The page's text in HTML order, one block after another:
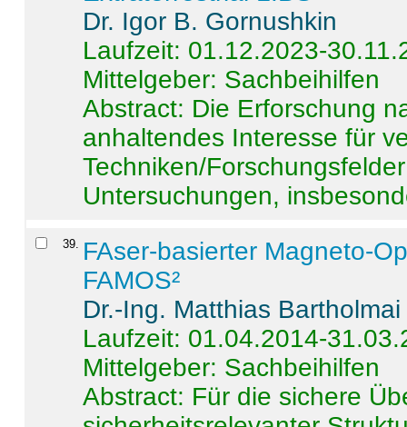
Dr. Igor B. Gornushkin
Laufzeit: 01.12.2023-
Mittelgeber: Sachbeihilfen
Abstract: Die Erforschung
anhaltendes Interesse für
Techniken/
Untersuchungen,
39. FAser-basierter Magneto-
FAMOS²
Dr.-Ing. Matthias Bartholmai
Laufzeit: 01.04.2014-
Mittelgeber: Sachbeihilfen
Abstract: Für die sichere